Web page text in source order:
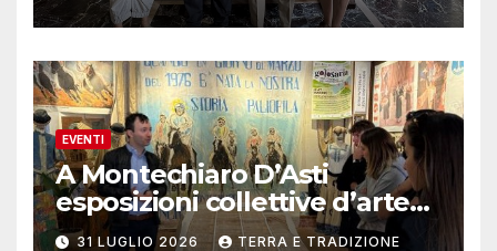
EVENTI
A Montechiaro D’Asti
esposizioni collettive d’arte
contemporanea
31 LUGLIO 2026 TERRA E TRADIZIONE